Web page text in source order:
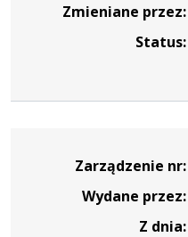
Zmieniane przez:
Status:
Zarządzenie nr:
Wydane przez:
Z dnia: